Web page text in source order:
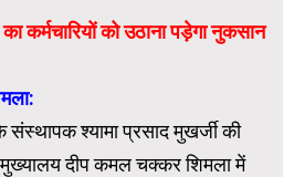
को उठाना पड़ेगा नुकसान
श्यामा प्रसाद मुखर्जी की
दीप कमल चक्कर शिमला में